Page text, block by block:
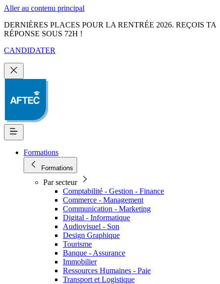
Aller au contenu principal
DERNIÈRES PLACES POUR LA RENTRÉE 2026. REÇOIS TA
RÉPONSE SOUS 72H !
CANDIDATER
Formations
Formations
Par secteur
Comptabilité - Gestion - Finance
Commerce - Management
Communication - Marketing
Digital - Informatique
Audiovisuel - Son
Design Graphique
Tourisme
Banque - Assurance
Immobilier
Ressources Humaines - Paie
Transport et Logistique